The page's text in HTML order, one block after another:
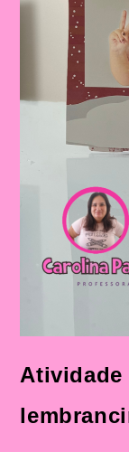
Atividade